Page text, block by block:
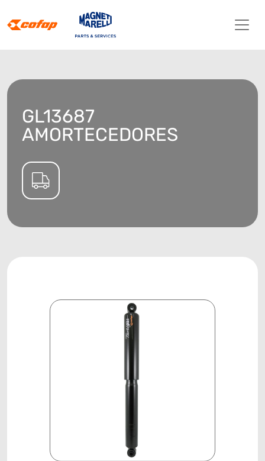
GL13687
AMORTECEDORES